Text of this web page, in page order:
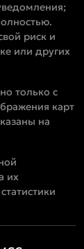
риск и
или других
только с
карт
на
их